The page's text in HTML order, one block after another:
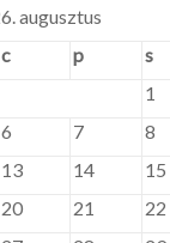
augusztus
c p s
1
6 7 8
13 14 15
20 21 22